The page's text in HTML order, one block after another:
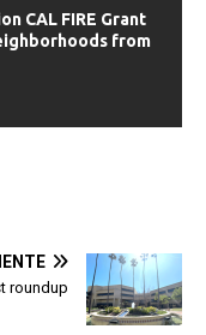
CAL FIRE Grant
from
roundup